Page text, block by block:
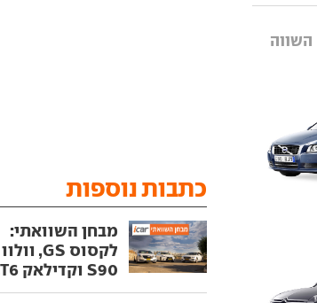
השווה
כתבות נוספות
מבחן השוואתי:
לקסוס GS, וולוו
S90 וקדילאק CT6